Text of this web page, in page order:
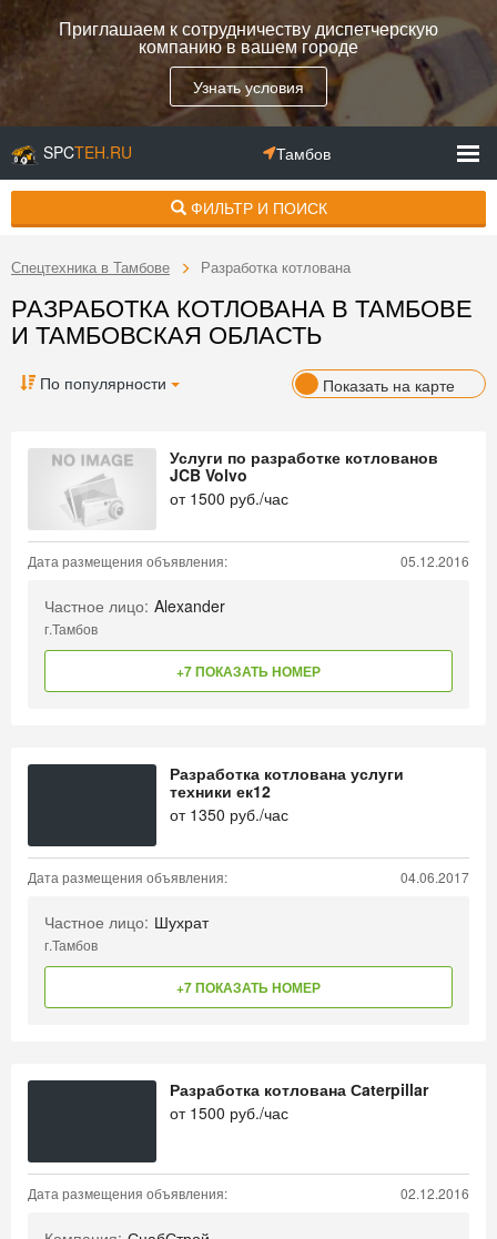
Приглашаем к сотрудничеству диспетчерскую
компанию в вашем городе
Узнать условия
SPCTEH.RU Тамбов
ФИЛЬТР И ПОИСК
Спецтехника в Тамбове Разработка котлована
РАЗРАБОТКА КОТЛОВАНА В ТАМБОВЕ
И ТАМБОВСКАЯ ОБЛАСТЬ
По популярности Показать на карте
Услуги по разработке котлованов
JCB Volvo
от 1500 руб./час
Дата размещения объявления: 05.12.2016
Частное лицо: Alexander
г.Тамбов
+7 ПОКАЗАТЬ НОМЕР
Разработка котлована услуги
техники ек12
от 1350 руб./час
Дата размещения объявления: 04.06.2017
Частное лицо: Шухрат
г.Тамбов
+7 ПОКАЗАТЬ НОМЕР
Разработка котлована Сaterpillar
от 1500 руб./час
Дата размещения объявления: 02.12.2016